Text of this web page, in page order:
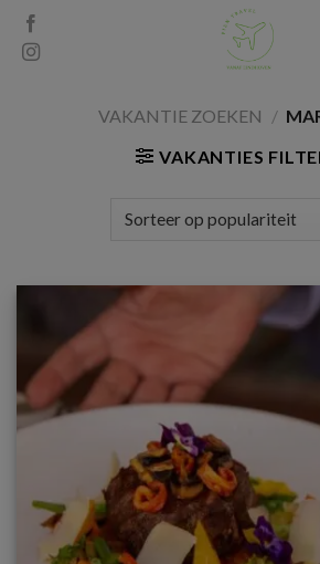
Skip
content
VAKANTIE ZOEKEN /
VAKANTIES